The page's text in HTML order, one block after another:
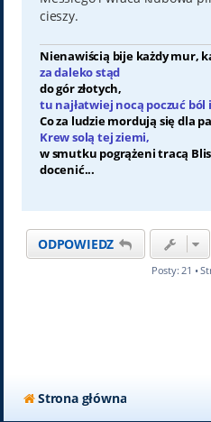
cieszy.
Nienawiścią bije każdy mur,
za daleko stąd
do gór złotych,
tu najłatwiej nocą poczuć ból
Co za ludzie mordują się dla
Krew solą tej ziemi,
w smutku pogrążeni tracą
docenić...
ODPOWIEDZ
Posty: 21 •
Strona główna